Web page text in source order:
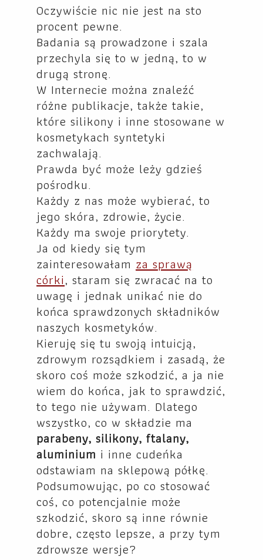
Oczywiście nic nie jest na sto
procent pewne.
Badania są prowadzone i szala
przechyla się to w jedną, to w
drugą stronę.
W Internecie można znaleźć
różne publikacje, także takie,
które silikony i inne stosowane w
kosmetykach syntetyki
zachwalają.
Prawda być może leży gdzieś
pośrodku.
Każdy z nas może wybierać, to
jego skóra, zdrowie, życie.
Każdy ma swoje priorytety.
Ja od kiedy się tym
zainteresowałam za sprawą
córki, staram się zwracać na to
uwagę i jednak unikać nie do
końca sprawdzonych składników
naszych kosmetyków.
Kieruję się tu swoją intuicją,
zdrowym rozsądkiem i zasadą, że
skoro coś może szkodzić, a ja nie
wiem do końca, jak to sprawdzić,
to tego nie używam. Dlatego
wszystko, co w składzie ma
parabeny, silikony, ftalany,
aluminium i inne cudeńka
odstawiam na sklepową półkę.
Podsumowując, po co stosować
coś, co potencjalnie może
szkodzić, skoro są inne równie
dobre, często lepsze, a przy tym
zdrowsze wersje?